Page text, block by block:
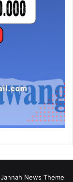
Jannah News Theme